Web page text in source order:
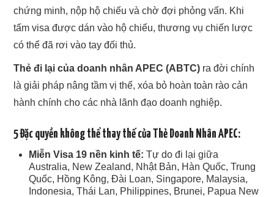
chứng minh, nộp hộ chiếu và chờ đợi phỏng vấn. Khi
tấm visa được dán vào hộ chiếu, thương vụ chiến lược
có thể đã rơi vào tay đối thủ.
Thẻ đi lại của doanh nhân APEC (ABTC) ra đời chính
là giải pháp nâng tầm vị thế, xóa bỏ hoàn toàn rào cản
hành chính cho các nhà lãnh đạo doanh nghiệp.
5 Đặc quyền không thể thay thế của Thẻ Doanh Nhân APEC:
Miễn Visa 19 nền kinh tế: Tự do đi lại giữa
Australia, New Zealand, Nhật Bản, Hàn Quốc, Trung
Quốc, Hồng Kông, Đài Loan, Singapore, Malaysia,
Indonesia, Thái Lan, Philippines, Brunei, Papua New